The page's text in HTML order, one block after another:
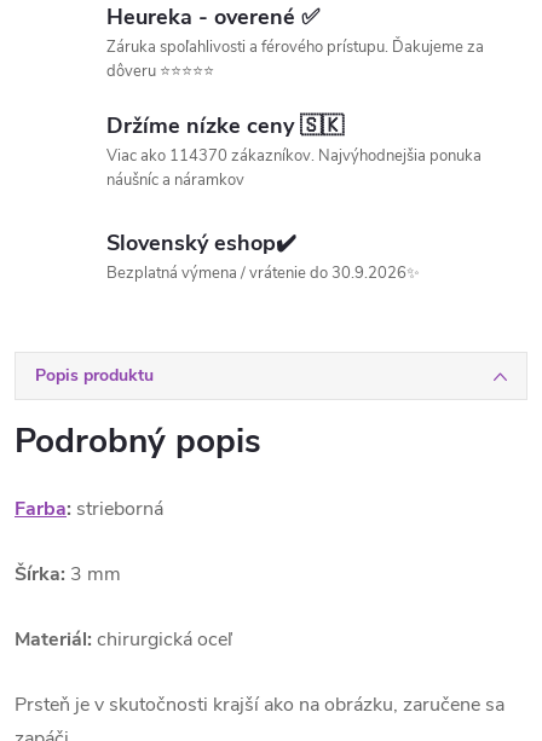
Heureka - overené ✅
Záruka spoľahlivosti a férového prístupu. Ďakujeme za
dôveru ⭐⭐⭐⭐⭐
Držíme nízke ceny 🇸🇰
Viac ako 114370 zákazníkov. Najvýhodnejšia ponuka
náušníc a náramkov
Slovenský eshop✔️
Bezplatná výmena / vrátenie do 30.9.2026✨
Popis produktu
Podrobný popis
Farba: strieborná
Šírka: 3 mm
Materiál: chirurgická oceľ
Prsteň je v skutočnosti krajší ako na obrázku, zaručene sa